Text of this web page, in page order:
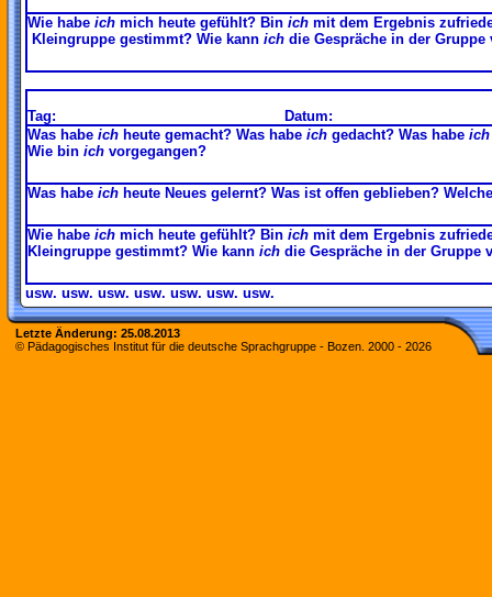
Wie habe ich mich heute gefühlt? Bin ich mit dem Ergebnis
Kleingruppe gestimmt? Wie kann ich die Gespräche in der Gruppe
Tag:
Datum:
Was habe ich heute gemacht? Was habe ich gedacht? Was habe ich
Wie bin ich vorgegangen?
Was habe ich heute Neues gelernt? Was ist offen geblieben?
Wie habe ich mich heute gefühlt? Bin ich mit dem Ergebnis
Kleingruppe gestimmt? Wie kann ich die Gespräche in der Gruppe
usw. usw. usw. usw. usw. usw. usw.
Letzte Änderung: 25.08.2013
© Pädagogisches Institut für die deutsche Sprachgruppe - Bozen. 2000 - 2026